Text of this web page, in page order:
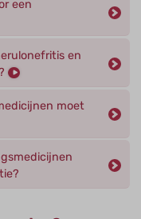
een
en
moet